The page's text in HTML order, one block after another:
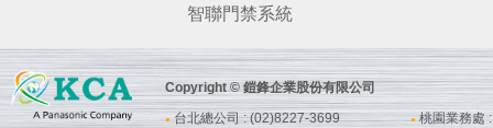
智聯門禁系統
Copyright © 鎧鋒企業股份有限公司
●台北總公司 : (02)8227-3699
● 桃園業務處